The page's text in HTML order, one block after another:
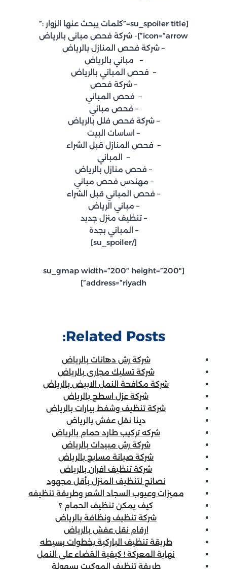
[su_spoiler title=”كلمات يبحث عنها الزوار :”
icon=”arrow”]- شركة فحص مبانى بالرياض
– شركة فحص المنازل بالرياض
– مباني بالرياض
– فحص المباني بالرياض
– شركة فحص
– فحص المباني
– فحص مباني
– شركة فحص فلل بالرياض
– اساسات البيت
– فحص المنازل قبل الشراء
– المباني
– فحص منازل بالرياض
– مهندس فحص مباني
– فحص المباني قبل الشراء
– مباني الرياض
– تنظيف منزل جديد
– المباني بجدة
[/su_spoiler]
[su_gmap width=”200″ height=”200″
address=”riyadh”]
Related Posts:
شركة رش دهانات بالرياض
شركة تسليك مجارى بالرياض
شركة مكافحة النمل الابيض بالرياض
شركة عزل اسطح بالرياض
شركة تنظيف وشفط بيارات بالرياض
دينا نقل عفش بالرياض
شركه تركيب طارد حمام بالرياض
شركة رش مبيدات بالرياض
شركة صيانة مسابح بالرياض
شركة تنظيف افران بالرياض
نصائح لتنظيف المنزل بأقل مجهود
مميزات وعيوب السجاد الشعر وطريقة تنظيفه
كيف يمكن تنظيف الحمام ؟
شركة تنظيف ونظافة بالرياض
ارقام نقل عفش بالرياض
طريقة تنظيف الباركية بخطوات بسيطه
نهاية المعركة ! كيفية القضاء على النمل
طريقة تنظيف الموكيت بسهولة